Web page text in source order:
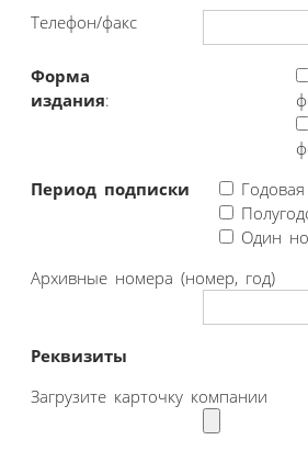
Телефон/факс
Форма
издания:
Период подписки
Один
Архивные номера (номер, год)
Реквизиты
Загрузите карточку компании